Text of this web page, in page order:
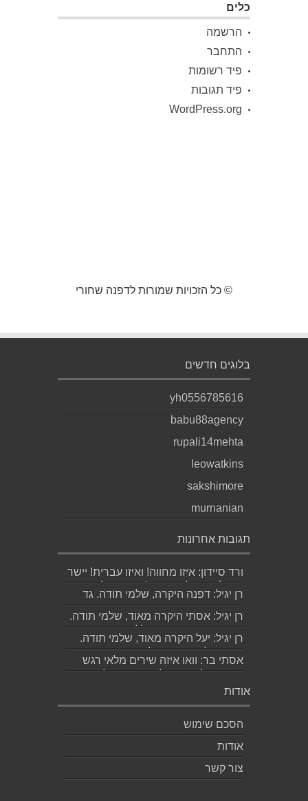
כלים
הרשמה
התחבר
פיד רשומות
פיד תגובות
WordPress.org
© כל הזכויות שמורות לדפנה שחורי
בלוגים חדשים
yh0556785616
babu88agency
rupali14mehta
leowatkins
sakshimore
murnanian
תגובות אחרונות
ורד סיידון: איזו מחווה! ואיזו עברית! יישר
כוח לכותב ולאהובתו :) שבת שלום...
רן יגיל: דפנה היקרה, שלמי תודה. גד
הוא אכן משורר איכותי ביותר. אמסור...
רן יגיל: אסתי היקרה מאוד, שלמי תודה.
ניכר כי השירים דיברו לליבך. אמסו...
רן יגיל: יעל היקרה מאוד, שלמי תודה.
אמסור לגד. שבת שלום. רן...
אסתי בר: וואו איזה שירים מלאי רגש
ותשוקה לאהובה ולאהבה הגדולה
ה,בלתי...
אודות
הסכם שימוש
אודות
צור קשר